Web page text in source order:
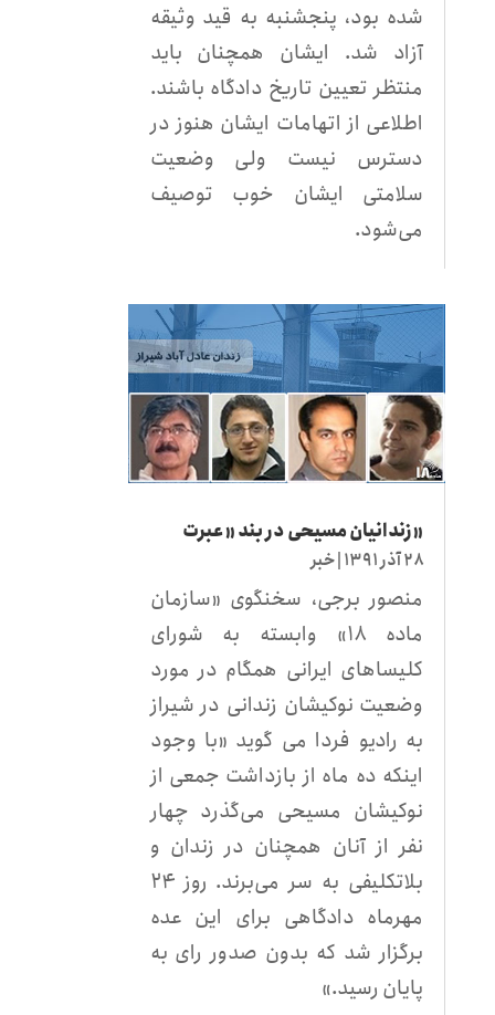
شده بود، پنجشنبه به قيد وثيقه
آزاد شد. ايشان همچنان بايد
منتظر تعيين تاريخ دادگاه باشند.
اطلاعی از اتهامات ايشان هنوز در
دسترس نيست ولی وضعيت
سلامتی ايشان خوب توصيف
می‌شود.
«زندانيان مسيحی در بند «عبرت
۲۸ آذر ۱۳۹۱ خبر
منصور برجی، سخنگوی «سازمان
ماده ۱۸» وابسته به شورای
کلیساهای ایرانی همگام در مورد
وضعیت نوکیشان زندانی در شیراز
به رادیو فردا می گوید «با وجود
اينکه ده ماه از بازداشت جمعی از
نوکيشان مسيحی می‌گذرد چهار
نفر از آنان همچنان در زندان و
بلاتکليفی به سر می‌برند. روز ۲۴
مهرماه دادگاهی برای اين عده
برگزار شد که بدون صدور رای به
پايان رسيد.»